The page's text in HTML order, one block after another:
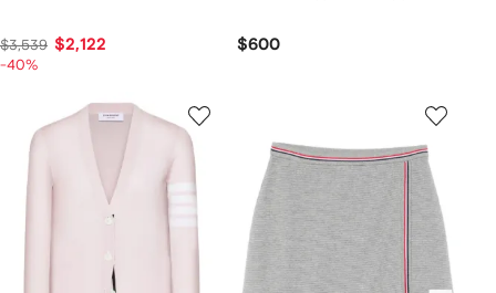
$3,539 $2,122
-40%
$600